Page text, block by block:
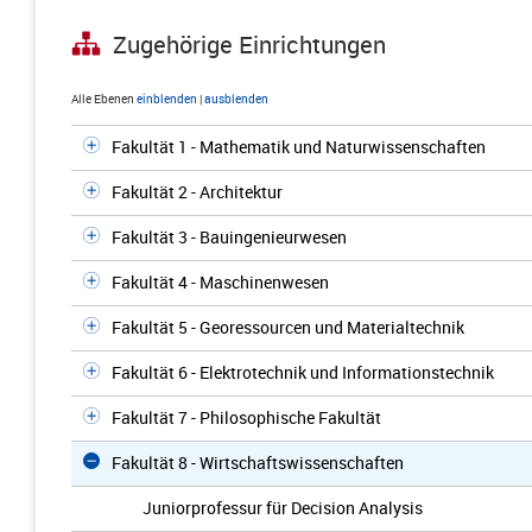
Zugehörige Einrichtungen
Alle Ebenen einblenden |ausblenden
Fakultät 1 - Mathematik und Naturwissenschaften
Fakultät 2 - Architektur
Fakultät 3 - Bauingenieurwesen
Fakultät 4 - Maschinenwesen
Fakultät 5 - Georessourcen und Materialtechnik
Fakultät 6 - Elektrotechnik und Informationstechnik
Fakultät 7 - Philosophische Fakultät
Fakultät 8 - Wirtschaftswissenschaften
Juniorprofessur für Decision Analysis